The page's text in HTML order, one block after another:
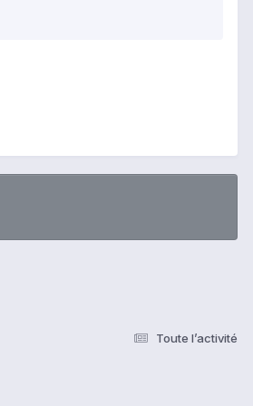
Toute l’activité